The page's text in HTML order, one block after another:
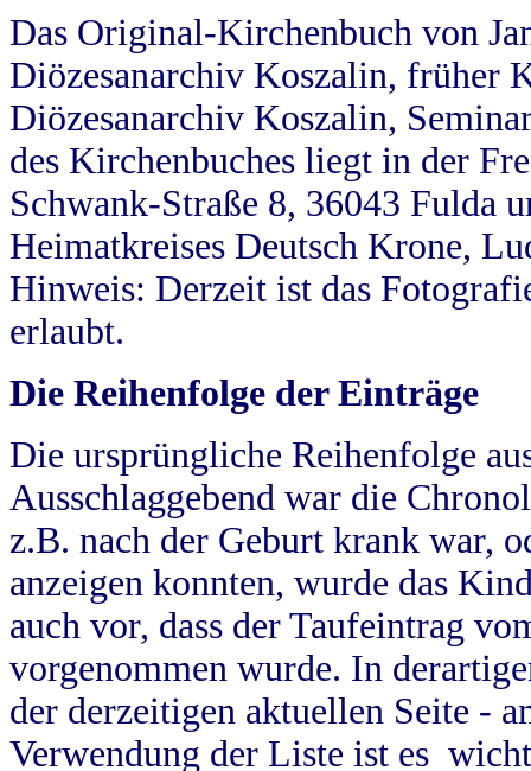
Das Original-Kirchenbuch von
Diözesanarchiv Koszalin, früher
Diözesanarchiv Koszalin,
des Kirchenbuches liegt in der
Schwank-Straße 8, 36043 Fulda
Heimatkreises Deutsch Krone,
Hinweis: Derzeit ist das
erlaubt.
Die Reihenfolge der Einträge
Die ursprüngliche Reihenfolge
Ausschlaggebend war die
z.B. nach der Geburt krank war,
anzeigen konnten, wurde das
auch vor, dass der Taufeintrag
vorgenommen wurde. In
der derzeitigen aktuellen Seite -
Verwendung der Liste ist es